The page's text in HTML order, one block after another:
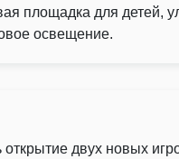
площадка для детей,
освещение.
открытие двух новых